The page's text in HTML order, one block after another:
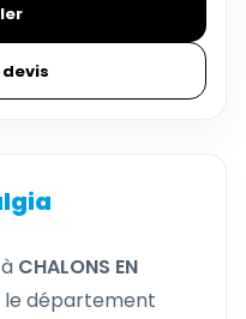
CHALONS EN
le département